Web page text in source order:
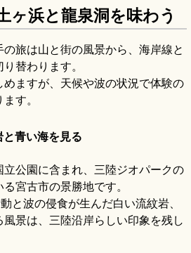
ヶ浜と龍泉洞を味わう
旅は山と街の風景から、海岸線と
替わります。
ますが、天候や波の状況で体験の
す。
青い海を見る
公園に含まれ、三陸ジオパークの
宮古市の景勝地です。
と波の侵食が生んだ白い流紋岩、
景は、三陸沿岸らしい印象を残し
と青い海が広がる絶